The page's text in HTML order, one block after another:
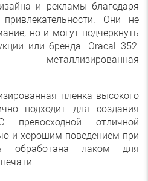
и рекламы благодаря
Они не
но и могут подчеркнуть
или бренда. Oracal 352:
металлизированная
пленка высокого
подходит для создания
отличной
и хорошим поведением при
обработана лаком для